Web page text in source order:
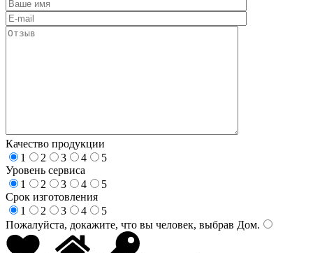
Качество продукции
1
2 3 4
5
Уровень сервиса
1
2 3 4
5
Срок изготовления
1
2 3 4
5
Пожалуйста, докажите, что вы человек, выбрав Дом.